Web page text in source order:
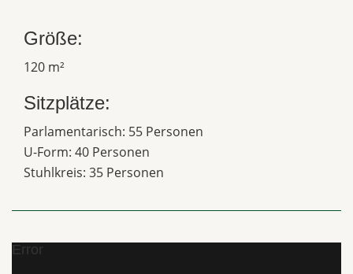
Größe:
120 m²
Sitzplätze:
Parlamentarisch: 55 Personen
U-Form: 40 Personen
Stuhlkreis: 35 Personen
Error